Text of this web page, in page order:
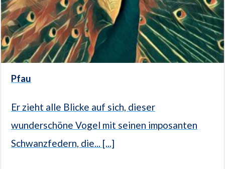
Pfau
Er zieht alle Blicke auf sich, dieser
wunderschöne Vogel mit seinen imposanten
Schwanzfedern, die... [...]